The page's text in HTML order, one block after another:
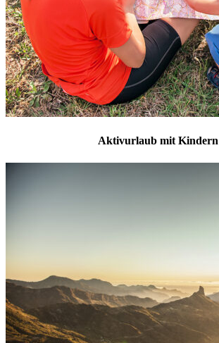
Aktivurlaub mit Kindern